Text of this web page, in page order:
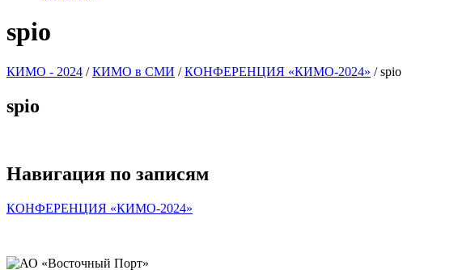
spio
КИМО - 2024 /КИМО в СМИ /КОНФЕРЕНЦИЯ «КИМО-2024» /spio
spio
Навигация по записям
КОНФЕРЕНЦИЯ «КИМО-2024»